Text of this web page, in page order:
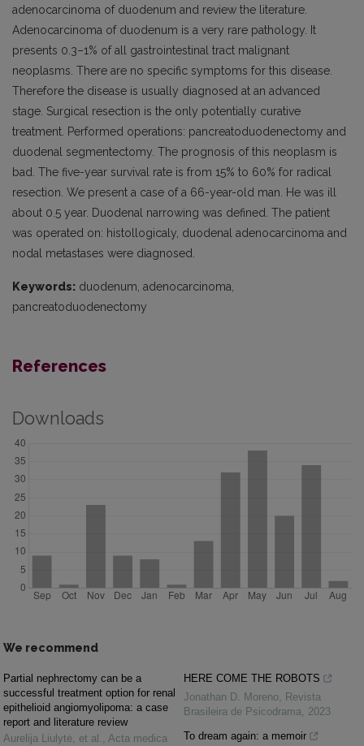
adenocarcinoma of duodenum and review the literature.
Adenocarcinoma of duodenum is a very rare pathology. It
presents 0.3–1% of all gastrointestinal tract malignant
neoplasms. There are no specific symptoms for this disease.
Therefore the disease is usually diagnosed at an advanced
stage. Surgical resection is the only potentially curative
treatment. Performed operations: pancreatoduodenectomy and
duodenal segmentectomy. The prognosis of this neoplasm is
bad. The five-year survival rate is from 15% to 60% for radical
resection. We present a case of a 66-year-old man. He was ill
about 0.5 year. Duodenal narrowing was defined. The patient
was operated on: histollogicaly, duodenal adenocarcinoma and
nodal metastases were diagnosed.
Keywords: duodenum, adenocarcinoma,
pancreatoduodenectomy
References
Downloads
We recommend
Partial nephrectomy can be a
successful treatment option for renal
epithelioid angiomyolipoma: a case
report and literature review
Aurelija Liulytė, et al. , Acta medica
HERE COME THE ROBOTS
Jonathan D. Moreno, Revista
Brasileira de Psicodrama, 2023
To dream again: a memoir